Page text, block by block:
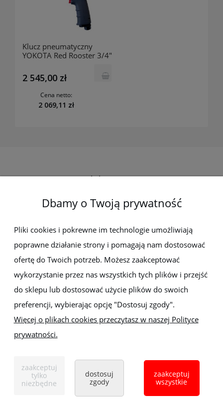
Klucz pneumatyczny
YOKOTA Red Rooster 3/4"
2 545,00 zł
Cena netto:
2 069,11 zł
Elektro-met
Pomoc
Dostawa i płatności
Moje konto
Gwarancja i zwroty
O firmie
Handlowa 1, 35-103 Rzeszów
Tel:
+48 17 853 90 49 +48 668 191 214
Dbamy o Twoją prywatność
Pliki cookies i pokrewne im technologie umożliwiają
poprawne działanie strony i pomagają nam dostosować
ofertę do Twoich potrzeb. Możesz zaakceptować
wykorzystanie przez nas wszystkich tych plików i przejść
do sklepu lub dostosować użycie plików do swoich
preferencji, wybierając opcję "Dostosuj zgody".
Więcej o plikach cookies przeczytasz w naszej Polityce
prywatności.
zaakceptuj
tylko
niezbędne
dostosuj
zgody
zaakceptuj
wszystkie